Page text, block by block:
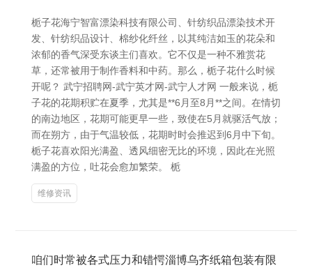
栀子花海宁智富漂染科技有限公司、针纺织品漂染技术开
发、针纺织品设计、棉纱化纤丝，以其纯洁如玉的花朵和
浓郁的香气深受东谈主们喜欢。它不仅是一种不雅赏花
草，还常被用于制作香料和中药。那么，栀子花什么时候
开呢？ 武宁招聘网-武宁英才网-武宁人才网 一般来说，栀
子花的花期积贮在夏季，尤其是**6月至8月**之间。在情切
的南边地区，花期可能更早一些，致使在5月就驱活气放；
而在朔方，由于气温较低，花期时时会推迟到6月中下旬。
栀子花喜欢阳光满盈、透风细密无比的环境，因此在光照
满盈的方位，吐花会愈加繁荣。 栀
维修资讯
咱们时常被各式压力和错愕淄博乌齐纸箱包装有限